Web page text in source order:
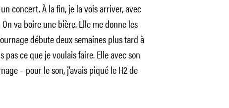
concert. À la fin, je la vois arriver, avec
va boire une bière. Elle me donne les
débute deux semaines plus tard à
ce que je voulais faire. Elle avec son
– pour le son, j’avais piqué le H2 de